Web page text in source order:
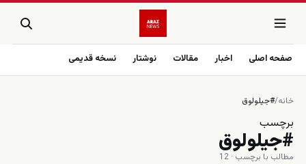
صفحه اصلی اخبار مقالات نوشتار نسخه قدیمی
خانه/#جیلولوق
برچسب
#جیلولوق
مطالب با برچسب · 12